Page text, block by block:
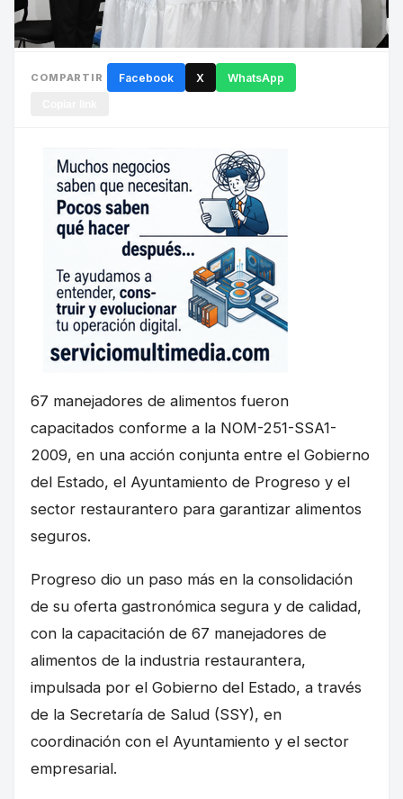
COMPARTIR Facebook X WhatsApp
67 manejadores de alimentos fueron
capacitados conforme a la NOM-251-SSA1-
2009, en una acción conjunta entre el Gobierno
del Estado, el Ayuntamiento de Progreso y el
sector restaurantero para garantizar alimentos
seguros.
Progreso dio un paso más en la consolidación
de su oferta gastronómica segura y de calidad,
con la capacitación de 67 manejadores de
alimentos de la industria restaurantera,
impulsada por el Gobierno del Estado, a través
de la Secretaría de Salud (SSY), en
coordinación con el Ayuntamiento y el sector
empresarial.